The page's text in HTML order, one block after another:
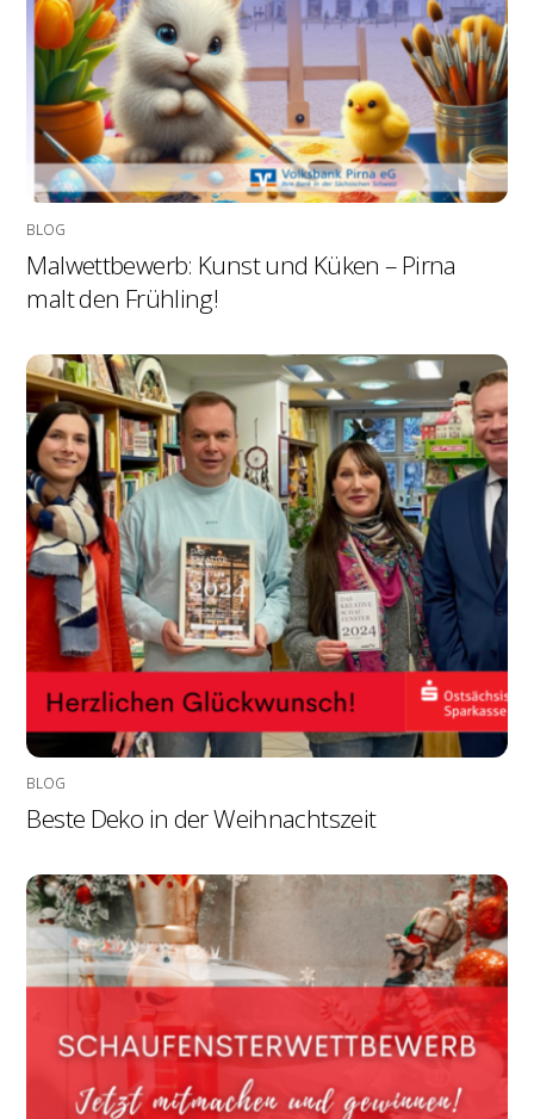
BLOG
Malwettbewerb: Kunst und Küken – Pirna
malt den Frühling!
BLOG
Beste Deko in der Weihnachtszeit